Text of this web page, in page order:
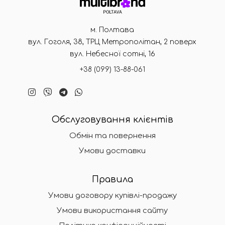
м. Полтава
вул. Гоголя, 38, ТРЦ Метрополітан, 2 поверх
вул. Небесної сотні, 16
+38 (099) 13-88-061
Обслуговування клієнтів
Обмін та повернення
Умови доставки
Правила
Умови договору купівлі-продажу
Умови використання сайту